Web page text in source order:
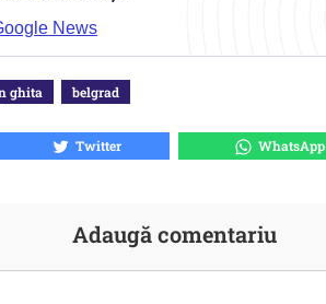
News
ghita belgrad
Twitter WhatsApp
Adaugă comentariu